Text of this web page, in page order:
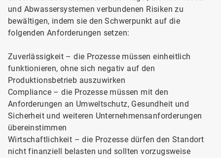
und Abwassersystemen verbundenen Risiken zu
bewältigen, indem sie den Schwerpunkt auf die
folgenden Anforderungen setzen:
Zuverlässigkeit – die Prozesse müssen einheitlich
funktionieren, ohne sich negativ auf den
Produktionsbetrieb auszuwirken
Compliance – die Prozesse müssen mit den
Anforderungen an Umweltschutz, Gesundheit und
Sicherheit und weiteren Unternehmensanforderungen
übereinstimmen
Wirtschaftlichkeit – die Prozesse dürfen den Standort
nicht finanziell belasten und sollten vorzugsweise